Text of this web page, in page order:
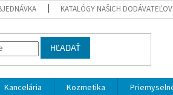
KATALÓGY NAŠICH DODÁVATEĽOV
HĽADAŤ
Kancelária Kozmetika